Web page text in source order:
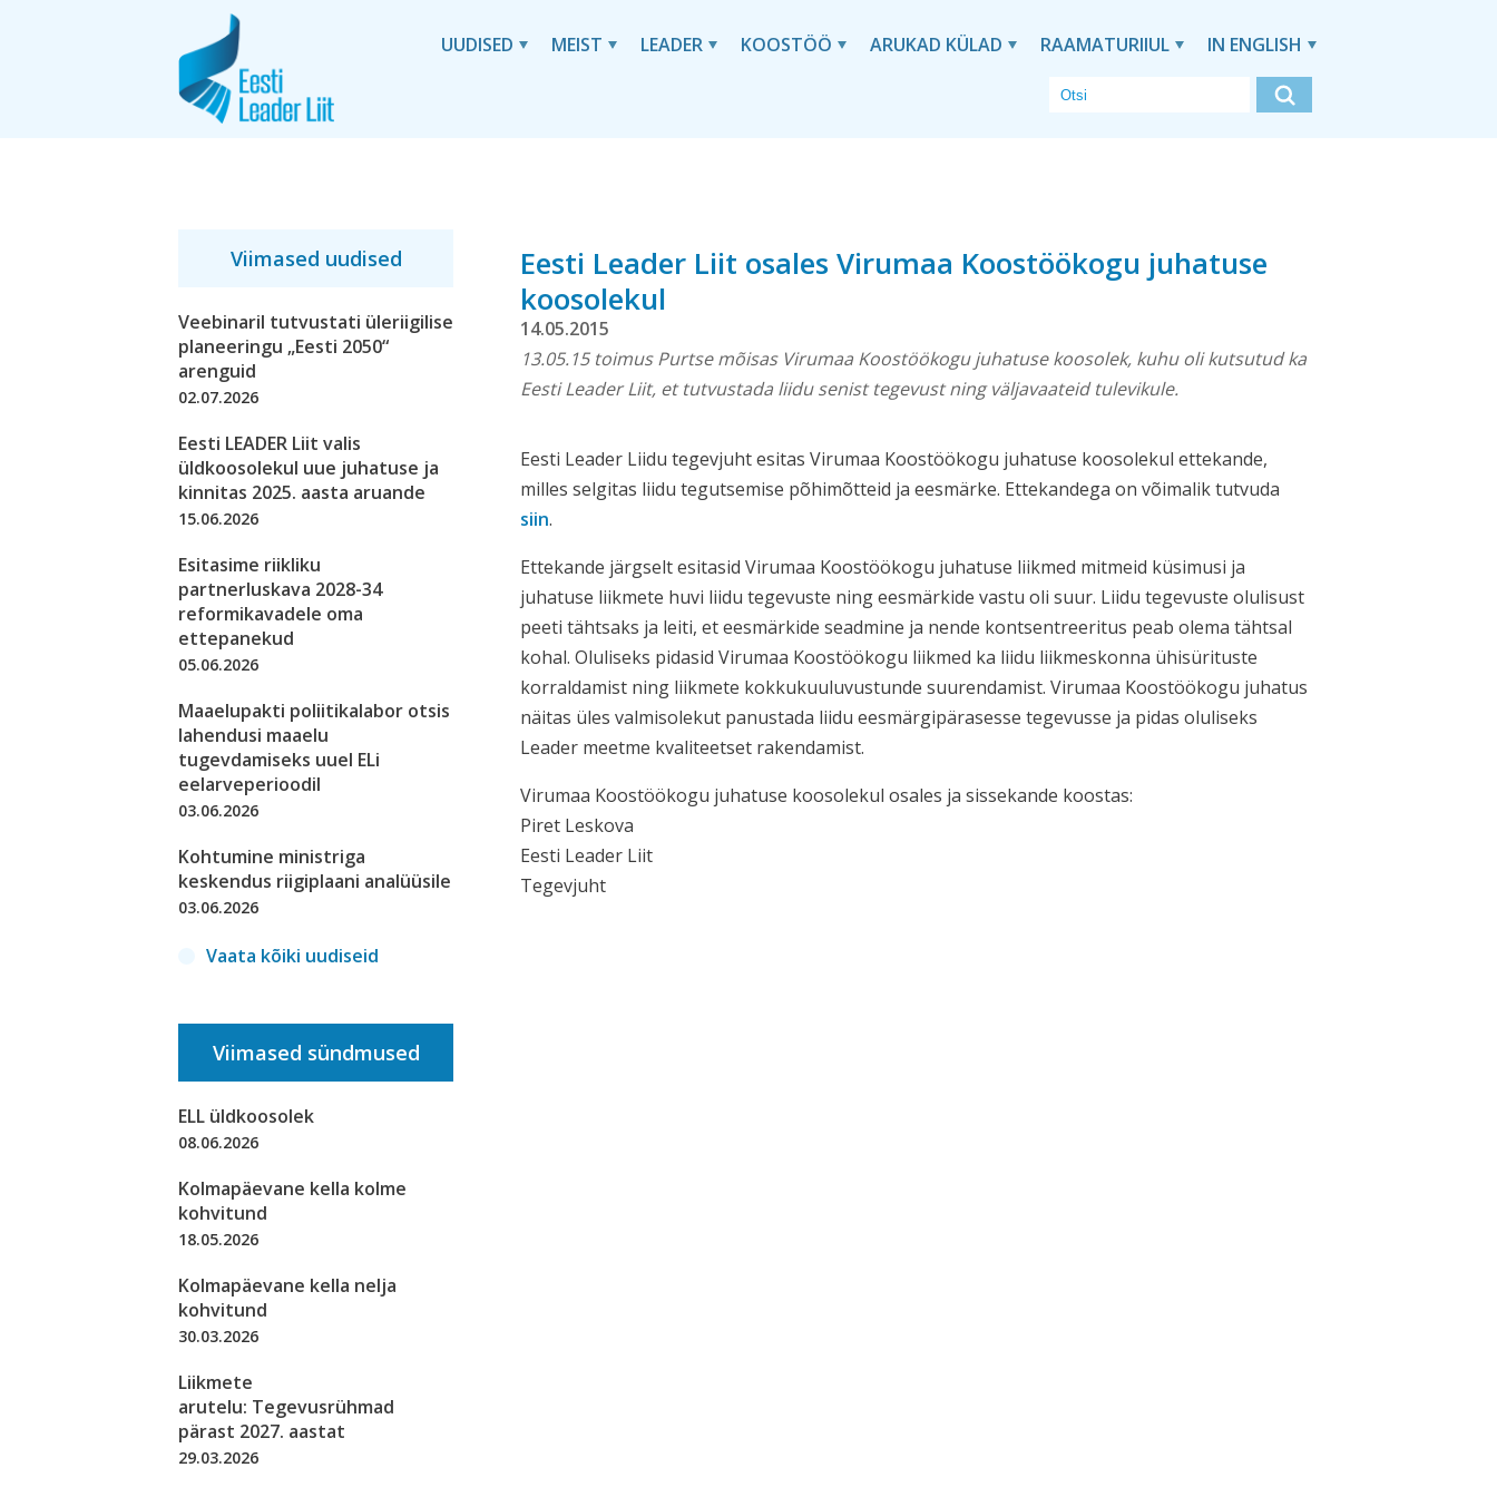
UUDISED MEIST LEADER KOOSTÖÖ ARUKAD KÜLAD RAAMATURIIUL IN ENGLISH
Viimased uudised
Veebinaril tutvustati üleriigilise
planeeringu „Eesti 2050“
arenguid
02.07.2026
Eesti LEADER Liit valis
üldkoosolekul uue juhatuse ja
kinnitas 2025. aasta aruande
15.06.2026
Esitasime riikliku
partnerluskava 2028-34
reformikavadele oma
ettepanekud
05.06.2026
Maaelupakti poliitikalabor otsis
lahendusi maaelu
tugevdamiseks uuel ELi
eelarveperioodil
03.06.2026
Kohtumine ministriga
keskendus riigiplaani analüüsile
03.06.2026
Vaata kõiki uudiseid
Viimased sündmused
ELL üldkoosolek
08.06.2026
Kolmapäevane kella kolme
kohvitund
18.05.2026
Kolmapäevane kella nelja
kohvitund
30.03.2026
Liikmete
arutelu: Tegevusrühmad
pärast 2027. aastat
29.03.2026
Eesti Leader Liit osales Virumaa Koostöökogu juhatuse
koosolekul
14.05.2015
13.05.15 toimus Purtse mõisas Virumaa Koostöökogu juhatuse koosolek, kuhu oli kutsutud ka
Eesti Leader Liit, et tutvustada liidu senist tegevust ning väljavaateid tulevikule.
Eesti Leader Liidu tegevjuht esitas Virumaa Koostöökogu juhatuse koosolekul ettekande,
milles selgitas liidu tegutsemise põhimõtteid ja eesmärke. Ettekandega on võimalik tutvuda
siin.
Ettekande järgselt esitasid Virumaa Koostöökogu juhatuse liikmed mitmeid küsimusi ja
juhatuse liikmete huvi liidu tegevuste ning eesmärkide vastu oli suur. Liidu tegevuste olulisust
peeti tähtsaks ja leiti, et eesmärkide seadmine ja nende kontsentreeritus peab olema tähtsal
kohal. Oluliseks pidasid Virumaa Koostöökogu liikmed ka liidu liikmeskonna ühisürituste
korraldamist ning liikmete kokkukuuluvustunde suurendamist. Virumaa Koostöökogu juhatus
näitas üles valmisolekut panustada liidu eesmärgipärasesse tegevusse ja pidas oluliseks
Leader meetme kvaliteetset rakendamist.
Virumaa Koostöökogu juhatuse koosolekul osales ja sissekande koostas:
Piret Leskova
Eesti Leader Liit
Tegevjuht